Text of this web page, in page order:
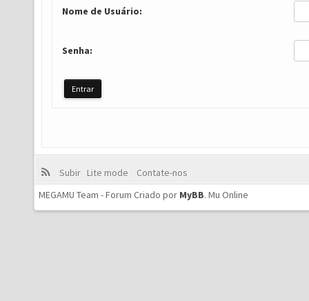
Nome de Usuário:
Senha:
Subir Lite mode
Contate-nos
MEGAMU Team - Forum Criado por MyBB. Mu Online